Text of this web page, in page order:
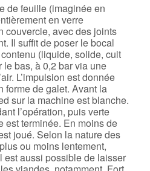
de feuille (imaginée en
en verre
couvercle, avec des joints
Il suffit de poser le bocal
(liquide, solide, cuit
bas, à 0,2 bar via une
L’impulsion est donnée
forme de galet. Avant la
sur la machine est blanche.
l’opération, puis verte
est terminée. En moins de
joué. Selon la nature des
ou moins lentement,
est aussi possible de laisser